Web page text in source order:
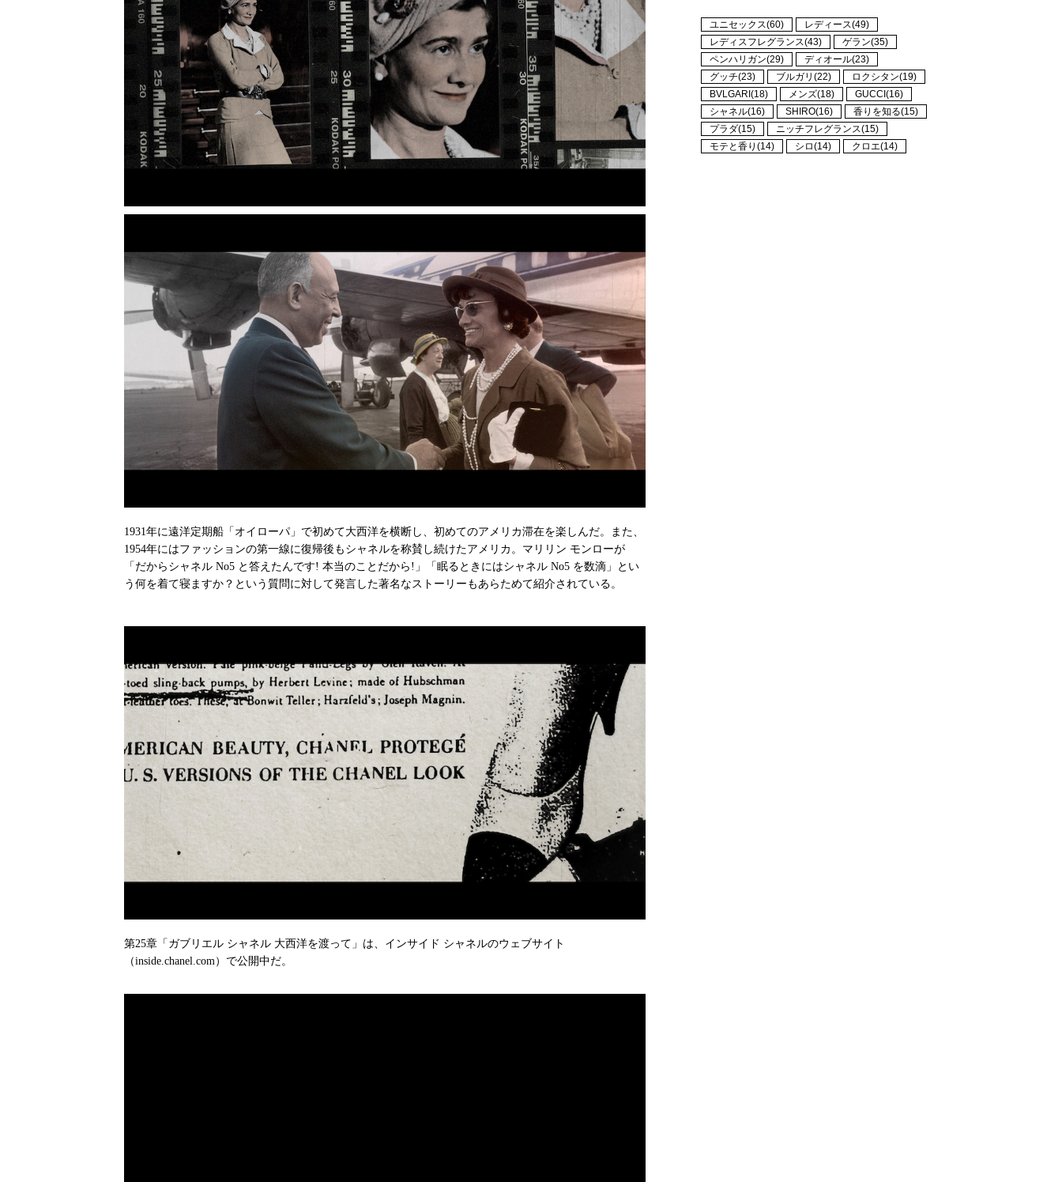
1931年に遠洋定期船「オイローパ」で初めて大西洋を横断し、初めてのアメリカ滞在を楽しんだ。また、
1954年にはファッションの第一線に復帰後もシャネルを称賛し続けたアメリカ。マリリン モンローが
「だからシャネル No5 と答えたんです! 本当のことだから!」「眠るときにはシャネル No5 を数滴」とい
う何を着て寝ますか？という質問に対して発言した著名なストーリーもあらためて紹介されている。
第25章「ガブリエル シャネル 大西洋を渡って」は、インサイド シャネルのウェブサイト
（inside.chanel.com）で公開中だ。
ユニセックス(60)
レディース(49)
レディスフレグランス(43)
ゲラン(35)
ペンハリガン(29)
ディオール(23)
グッチ(23)
ブルガリ(22)
ロクシタン(19)
BVLGARI(18)
メンズ(18)
GUCCI(16)
シャネル(16)
SHIRO(16)
香りを知る(15)
プラダ(15)
ニッチフレグランス(15)
モテと香り(14)
シロ(14) クロエ(14)